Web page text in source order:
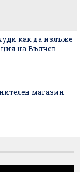
как да излъже
на Вълчев
магазин